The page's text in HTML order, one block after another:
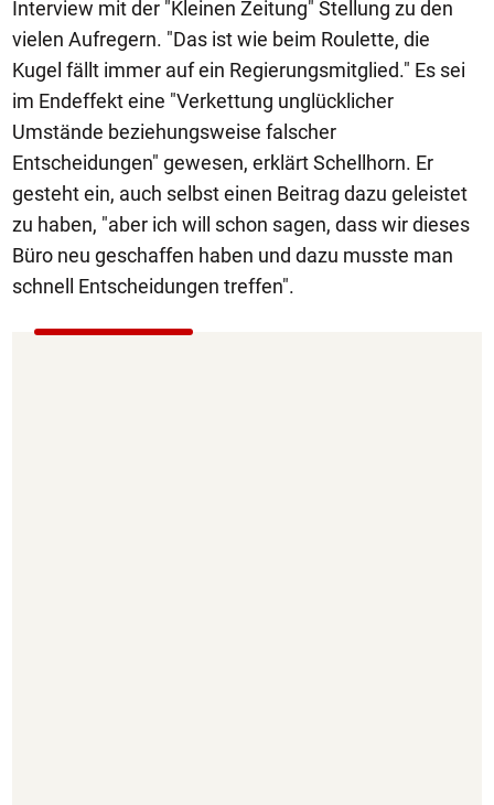
Interview mit der "Kleinen Zeitung" Stellung zu den
vielen Aufregern. "Das ist wie beim Roulette, die
Kugel fällt immer auf ein Regierungsmitglied." Es sei
im Endeffekt eine "Verkettung unglücklicher
Umstände beziehungsweise falscher
Entscheidungen" gewesen, erklärt Schellhorn. Er
gesteht ein, auch selbst einen Beitrag dazu geleistet
zu haben, "aber ich will schon sagen, dass wir dieses
Büro neu geschaffen haben und dazu musste man
schnell Entscheidungen treffen".